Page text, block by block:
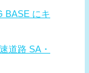
BASE にキ
道路 SA・